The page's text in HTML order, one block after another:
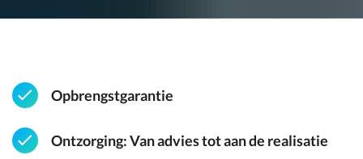
Opbrengstgarantie
Ontzorging: Van advies tot aan de realisatie